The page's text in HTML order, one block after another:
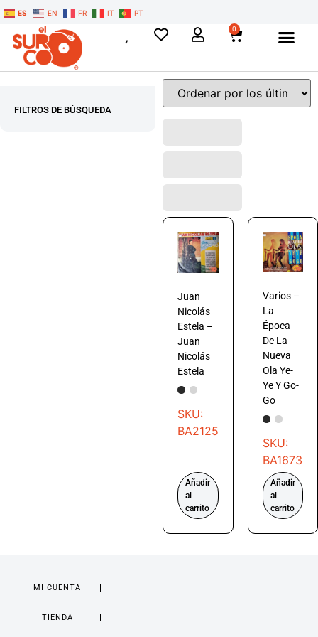
ES EN FR IT PT
0
FILTROS DE BÚSQUEDA
Juan
Nicolás
Estela –
Juan
Nicolás
Estela
SKU:
BA2125
Añadir
al
carrito
Varios –
La
Época
De La
Nueva
Ola Ye-
Ye Y Go-
Go
SKU:
BA1673
Añadir
al
carrito
MI CUENTA
TIENDA